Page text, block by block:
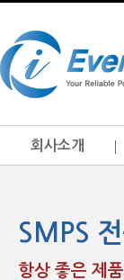
회사소개
SMPS
항상 좋은 제